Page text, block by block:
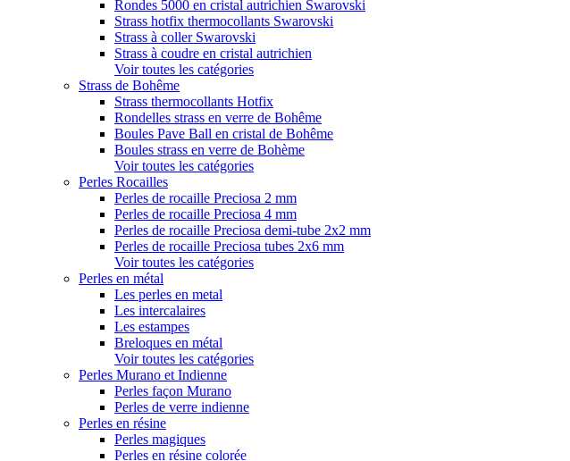
Rondes 5000 en cristal autrichien Swarovski
Strass hotfix thermocollants Swarovski
Strass à coller Swarovski
Strass à coudre en cristal autrichien
Voir toutes les catégories
Strass de Bohême
Strass thermocollants Hotfix
Rondelles strass en verre de Bohême
Boules Pave Ball en cristal de Bohême
Boules strass en verre de Bohème
Voir toutes les catégories
Perles Rocailles
Perles de rocaille Preciosa 2 mm
Perles de rocaille Preciosa 4 mm
Perles de rocaille Preciosa demi-tube 2x2 mm
Perles de rocaille Preciosa tubes 2x6 mm
Voir toutes les catégories
Perles en métal
Les perles en metal
Les intercalaires
Les estampes
Breloques en métal
Voir toutes les catégories
Perles Murano et Indienne
Perles façon Murano
Perles de verre indienne
Perles en résine
Perles magiques
Perles en résine colorée